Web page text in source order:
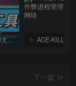
黑苹果显卡和CPU支持情况以及购买硬件防踩坑指南
下一篇